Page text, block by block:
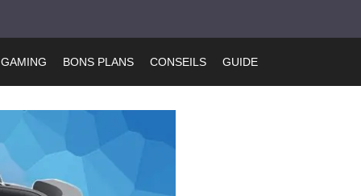
GAMING BONS PLANS CONSEILS GUIDE